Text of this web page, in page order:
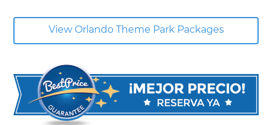
View Orlando Theme Park Packages